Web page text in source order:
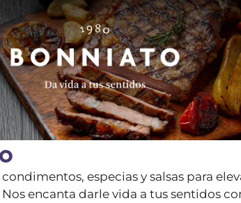
especias y salsas para
encanta darle vida a tus sentidos